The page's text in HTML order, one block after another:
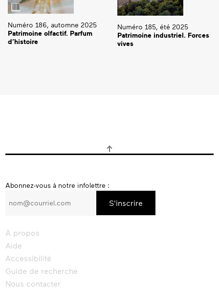
Numéro 186, automne 2025
Patrimoine olfactif. Parfum
d’histoire
Numéro 185, été 2025
Patrimoine industriel. Forces
vives
S’inscrire
l’infolettre
Abonnez-vous à notre infolettre :
À propos
Aide
Accessibilité
Guide de recherche
Nous contacter